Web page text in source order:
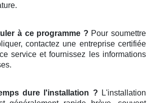
à ce programme ? Pour soumettre
contactez une entreprise certifiée
service et fournissez les informations
dure l'installation ? L'installation